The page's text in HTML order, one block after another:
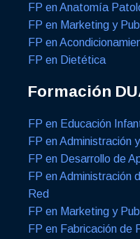
FP en Anatomía
FP en Marketing y
FP en
FP en Dietética
Formación
FP en Educación
FP en Administración
FP en Desarrollo de
FP en Administración
Red
FP en Marketing y
FP en Fabricación de